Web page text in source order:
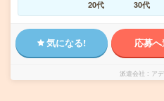
20代
30代
気になる! 応募
派遣会社 ア